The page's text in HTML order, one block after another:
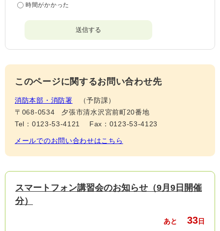
時間がかかった
このページに関するお問い合わせ先
消防本部・消防署
予防課
〒068-0534
夕張市清水沢宮前町20番地
Tel：0123-53-4121
Fax：0123-53-4123
メールでのお問い合わせはこちら
スマートフォン講習会のお知らせ（9月9日開催
分）
あと 33日